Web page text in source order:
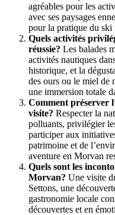
agréables pour les
avec ses paysages
pour la pratique du ski
Quels activités
réussie? Les balades
activités nautiques
historique, et la
des ours ou le miel de
une immersion totale
Comment préserver
visite? Respecter la
polluants, privilégier
participer aux
patrimoine et de
aventure en Morvan
Quels sont les
Morvan? Une visite
Settons, une
gastronomie locale
découvertes et en